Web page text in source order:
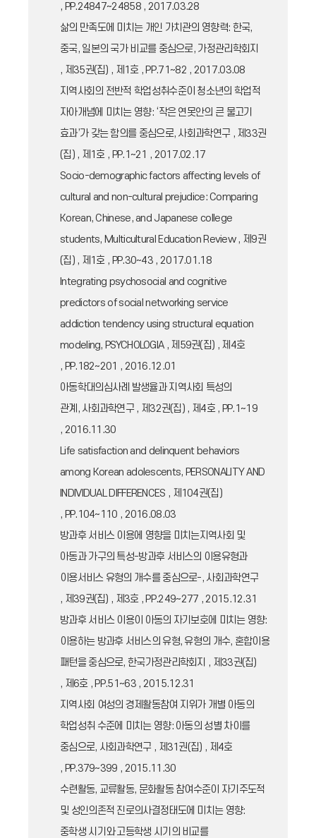
, PP.24847~24858 , 2017.03.28
삶의 만족도에 미치는 개인 가치관의 영향력: 한국,
중국, 일본의 국가 비교를 중심으로, 가정관리학회지
, 제35권(집) , 제1호 , PP.71~82 , 2017.03.08
지역사회의 전반적 학업성취수준이 청소년의 학업적
자아개념에 미치는 영향: ‘작은 연못안의 큰 물고기
효과’가 갖는 함의를 중심으로, 사회과학연구 , 제33권
(집) , 제1호 , PP.1~21 , 2017.02.17
Socio-demographic factors affecting levels of
cultural and non-cultural prejudice: Comparing
Korean, Chinese, and Japanese college
students, Multicultural Education Review , 제9권
(집) , 제1호 , PP.30~43 , 2017.01.18
Integrating psychosocial and cognitive
predictors of social networking service
addiction tendency using structural equation
modeling, PSYCHOLOGIA , 제59권(집) , 제4호
, PP.182~201 , 2016.12.01
아동학대의심사례 발생율과 지역사회 특성의
관계, 사회과학연구 , 제32권(집) , 제4호 , PP.1~19
, 2016.11.30
Life satisfaction and delinquent behaviors
among Korean adolescents, PERSONALITY AND
INDIVIDUAL DIFFERENCES , 제104권(집)
, PP.104~110 , 2016.08.03
방과후 서비스 이용에 영향을 미치는지역사회 및
아동과 가구의 특성-방과후 서비스의 이용유형과
이용서비스 유형의 개수를 중심으로-, 사회과학연구
, 제39권(집) , 제3호 , PP.249~277 , 2015.12.31
방과후 서비스 이용이 아동의 자기보호에 미치는 영향:
이용하는 방과후 서비스의 유형, 유형의 개수, 혼합이용
패턴을 중심으로, 한국가정관리학회지 , 제33권(집)
, 제6호 , PP.51~63 , 2015.12.31
지역사회 여성의 경제활동참여 지위가 개별 아동의
학업성취 수준에 미치는 영향: 아동의 성별 차이를
중심으로, 사회과학연구 , 제31권(집) , 제4호
, PP.379~399 , 2015.11.30
수련활동, 교류활동, 문화활동 참여수준이 자기주도적
및 성인의존적 진로의사결정태도에 미치는 영향:
중학생 시기와 고등학생 시기의 비교를